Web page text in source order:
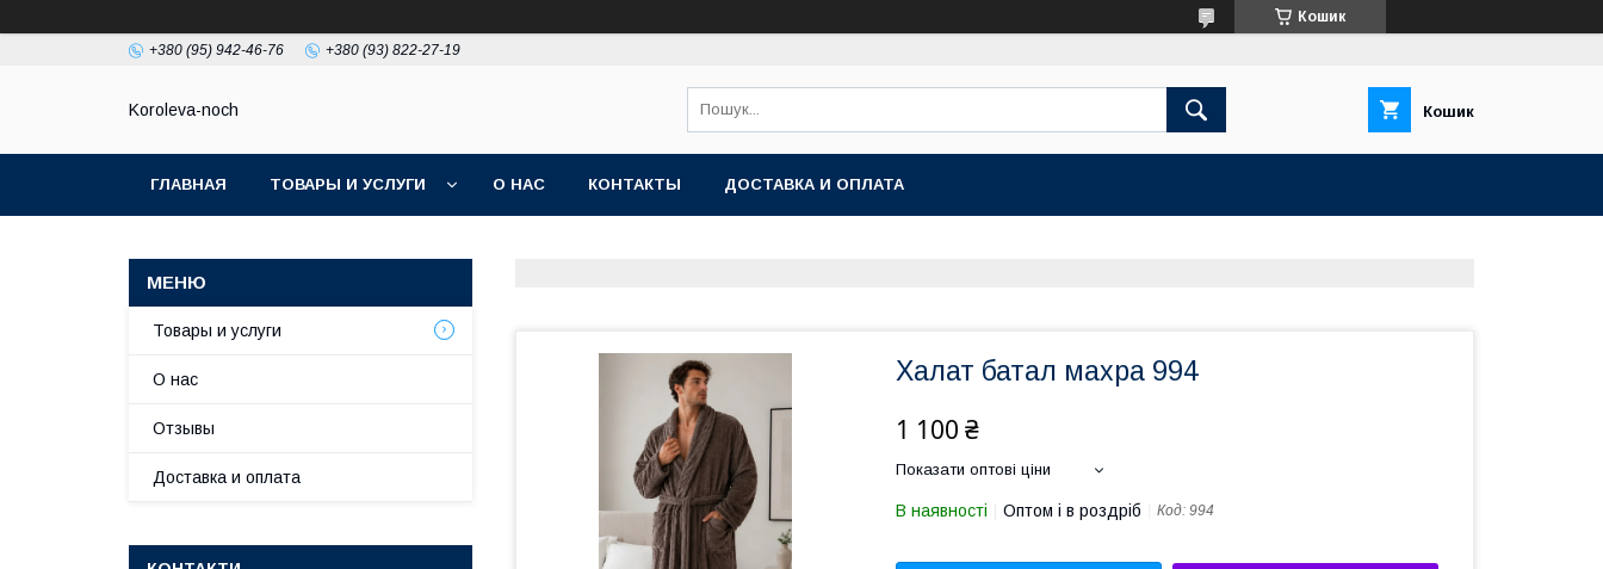
Кошик
+380 (95) 942-46-76 +380 (93) 822-27-19
Koroleva-noch Кошик
ГЛАВНАЯ ТОВАРЫ И УСЛУГИ О НАС КОНТАКТЫ ДОСТАВКА И ОПЛАТА
Халат батал махра 994
1 100 ₴
Показати оптові ціни
В наявності Оптом і в роздріб Код: 994
Товары и услуги
О нас
Отзывы
Доставка и оплата